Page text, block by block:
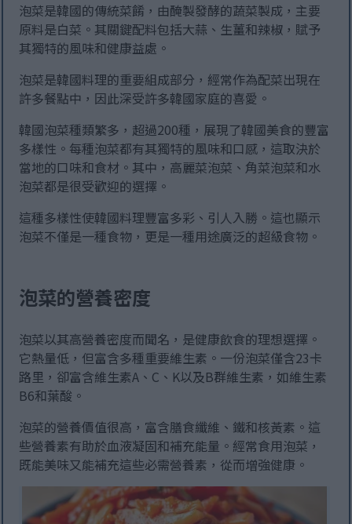
泡菜是韓國的傳統菜餚，由醃製發酵的蔬菜製成，主要
原料是白菜。其關鍵配料包括大蒜、生薑和辣椒，賦予
其獨特的風味和健康益處。
泡菜是韓國料理的重要組成部分，經常作為配菜出現在
許多餐點中，因此深受許多韓國家庭的喜愛。
韓國泡菜種類繁多，超過200種，展現了韓國美食的豐富
多樣性。每種泡菜都有其獨特的風味和口感，這取決於
當地的口味和食材。其中，高麗菜泡菜、角菜泡菜和水
泡菜都是很受歡迎的選擇。
這種多樣性使韓國料理豐富多彩、引人入勝。這也顯示
泡菜不僅是一種食物，更是一種用途廣泛的超級食物。
泡菜的營養密度
泡菜以其高營養密度而聞名，是健康飲食的理想選擇。
它熱量低，但富含多種重要維生素。一份泡菜僅含23卡
路里，卻富含維生素A、C、K以及B群維生素，如維生素
B6和葉酸。
泡菜的營養價值很高，富含膳食纖維、鐵和核黃素。這
些營養素有助於血液凝固和補充能量。經常食用泡菜，
既能美味又能補充這些必需營養素，從而增強健康。